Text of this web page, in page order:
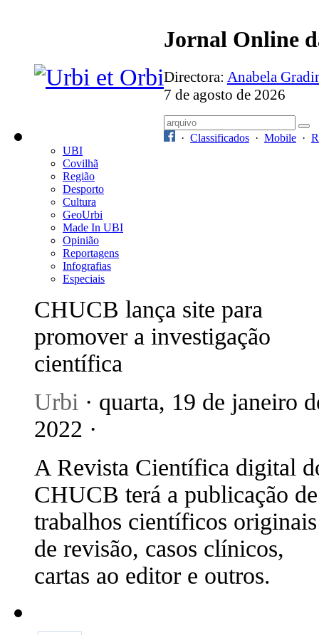
Jornal Online
Directora: Anabela
7 de agosto de 2026
· Classificados · Mobile ·
UBI
Covilhã
Região
Desporto
Cultura
GeoUrbi
Made In UBI
Opinião
Reportagens
Infografias
Especiais
CHUCB lança site para
promover a investigação
científica
Urbi · quarta, 19 de janeiro
2022 ·
A Revista Científica digital
CHUCB terá a publicação de
trabalhos científicos
de revisão, casos clínicos,
cartas ao editor e outros.